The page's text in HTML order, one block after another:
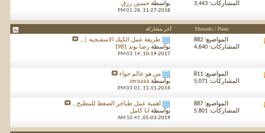
المنتدى
المشاركات: 3,443
بواسطة حسين رزق
11-27-2018,
01:28 PM
Threads / Posts آخر مشاركة
المواضيع: 882
المشاركات: 4,640
طريقة عمل الكيك الاسفنجية |...
بواسطة رضا بوند 1981
10-19-2017,
03:14 PM
المواضيع: 811
المشاركات: 5,071
من هو عالم حواء
بواسطة zeraaaa
11-11-2014,
03:01 PM
المنتدى
المواضيع: 887
المشاركات: 5,801
اهمية عمل طناجر الضغط للمطبخ...
بواسطة انا كامل
05-03-2019,
10:41 AM